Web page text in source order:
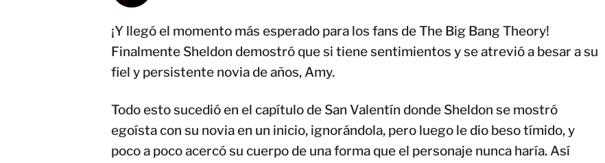
¡Y llegó el momento más esperado para los fans de The Big Bang Theory!
Finalmente Sheldon demostró que si tiene sentimientos y se atrevió a besar a su
fiel y persistente novia de años, Amy.
Todo esto sucedió en el capítulo de San Valentín donde Sheldon se mostró
egoísta con su novia en un inicio, ignorándola, pero luego le dio beso tímido, y
poco a poco acercó su cuerpo de una forma que el personaje nunca haría. Así